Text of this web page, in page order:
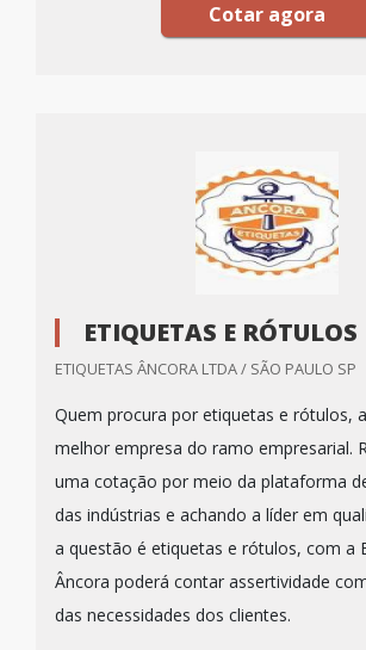
Cotar agora
ETIQUETAS E RÓTULOS
ETIQUETAS ÂNCORA LTDA / SÃO PAULO SP
Quem procura por etiquetas e rótulos,
melhor empresa do ramo empresarial.
uma cotação por meio da plataforma
das indústrias e achando a líder em
a questão é etiquetas e rótulos, com a
Âncora poderá contar assertividade
das necessidades dos clientes.